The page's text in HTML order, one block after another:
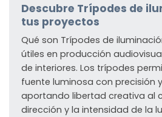
Descubre Trípodes de
tus proyectos
Qué son Trípodes de
útiles en producción
de interiores. Los trípodes
fuente luminosa con precisión
aportando libertad creativa al
dirección y la intensidad de la